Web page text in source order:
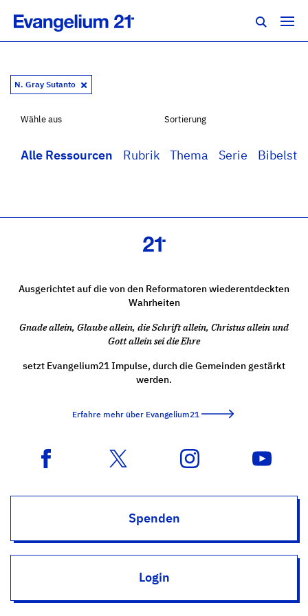
N. Gray Sutanto
Wähle aus
Alle Ressourcen Rubrik Thema Serie
Sortierung
Ausgerichtet auf die von den Reformatoren wiederentdeckten
Wahrheiten
Gnade allein, Glaube allein, die Schrift allein, Christus allein und
Gott allein sei die Ehre
setzt Evangelium21 Impulse, durch die Gemeinden gestärkt
werden.
Erfahre mehr über Evangelium21
Spenden
Login